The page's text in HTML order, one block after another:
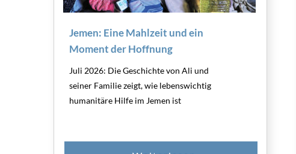
Jemen: Eine Mahlzeit und ein
Moment der Hoffnung
Juli 2026: Die Geschichte von Ali und
seiner Familie zeigt, wie lebenswichtig
humanitäre Hilfe im Jemen ist